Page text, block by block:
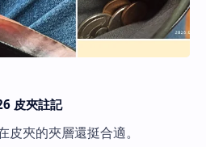
皮夾註記
夾的夾層還挺合適。